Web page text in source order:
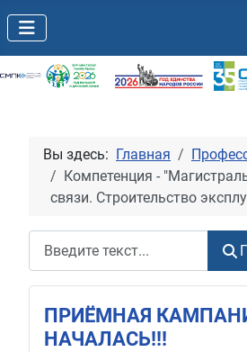
Вы здесь: Главная
Компетенция -
связи. Строительство
ПРИЁМНАЯ
НАЧАЛАСЬ!!!